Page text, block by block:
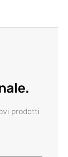
prodotti